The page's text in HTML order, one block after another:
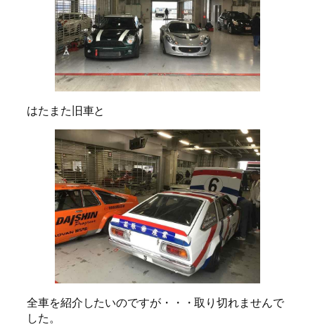
はたまた旧車と
全車を紹介したいのですが・・・取り切れませんで
した。